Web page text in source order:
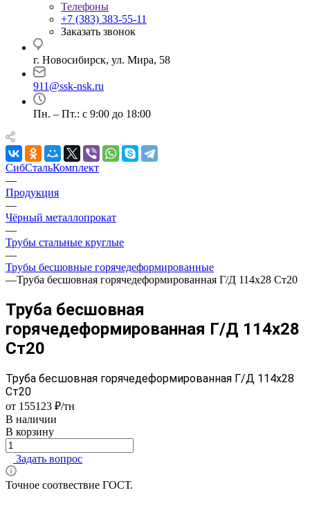
Телефоны
+7 (383) 383-55-11
Заказать звонок
г. Новосибирск, ул. Мира, 58
911@ssk-nsk.ru
Пн. – Пт.: с 9:00 до 18:00
СибСтальКомплект
—
Продукция
—
Чёрный металлопрокат
—
Трубы стальные круглые
—
Трубы бесшовные горячедеформированные
—Труба бесшовная горячедеформированная Г/Д 114х28 Ст20
Труба бесшовная
горячедеформированная Г/Д 114х28
Ст20
Труба бесшовная горячедеформированная Г/Д 114х28
Ст20
от 155123 ₽/тн
В наличии
В корзину
Задать вопрос
Точное соотвествие ГОСТ.